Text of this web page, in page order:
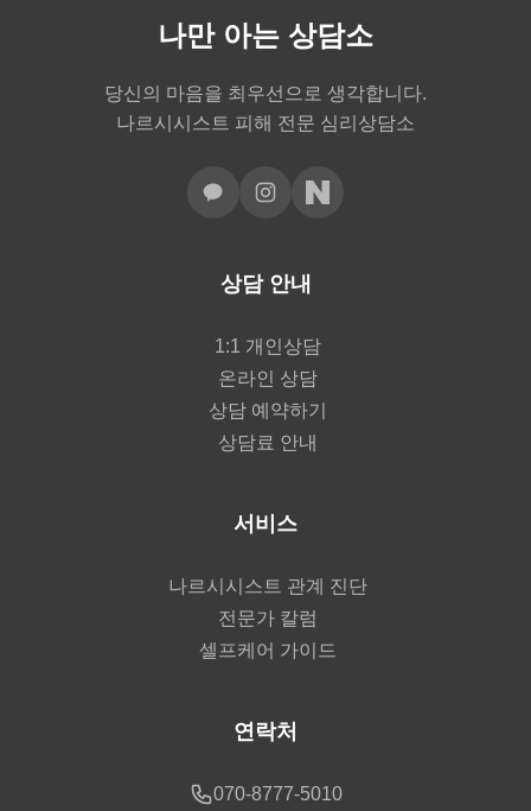
나만 아는 상담소
당신의 마음을 최우선으로 생각합니다.
나르시시스트 피해 전문 심리상담소
상담 안내
1:1 개인상담
온라인 상담
상담 예약하기
상담료 안내
서비스
나르시시스트 관계 진단
전문가 칼럼
셀프케어 가이드
연락처
070-8777-5010